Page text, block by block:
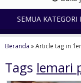
SEMUA KATEGORI
Beranda »Article tag in
Tags lemari